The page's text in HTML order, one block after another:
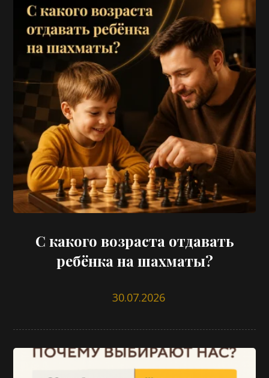
С какого возраста отдавать
ребёнка на шахматы?
30.07.2026